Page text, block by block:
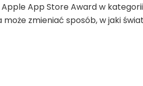
App Store Award w
może zmieniać sposób, w jaki